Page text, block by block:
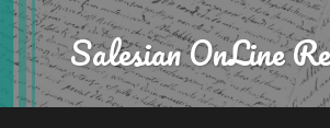
Skip
to
content
Search Salesian OnLine